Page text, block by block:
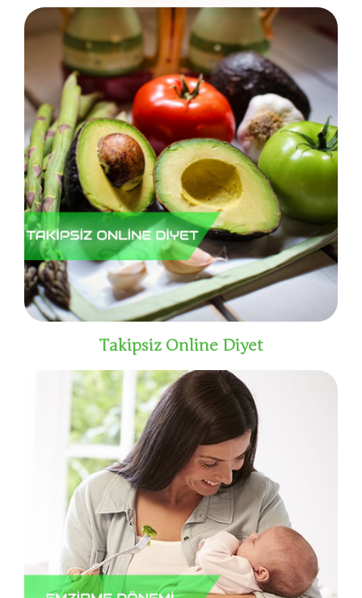
Takipsiz Online Diyet